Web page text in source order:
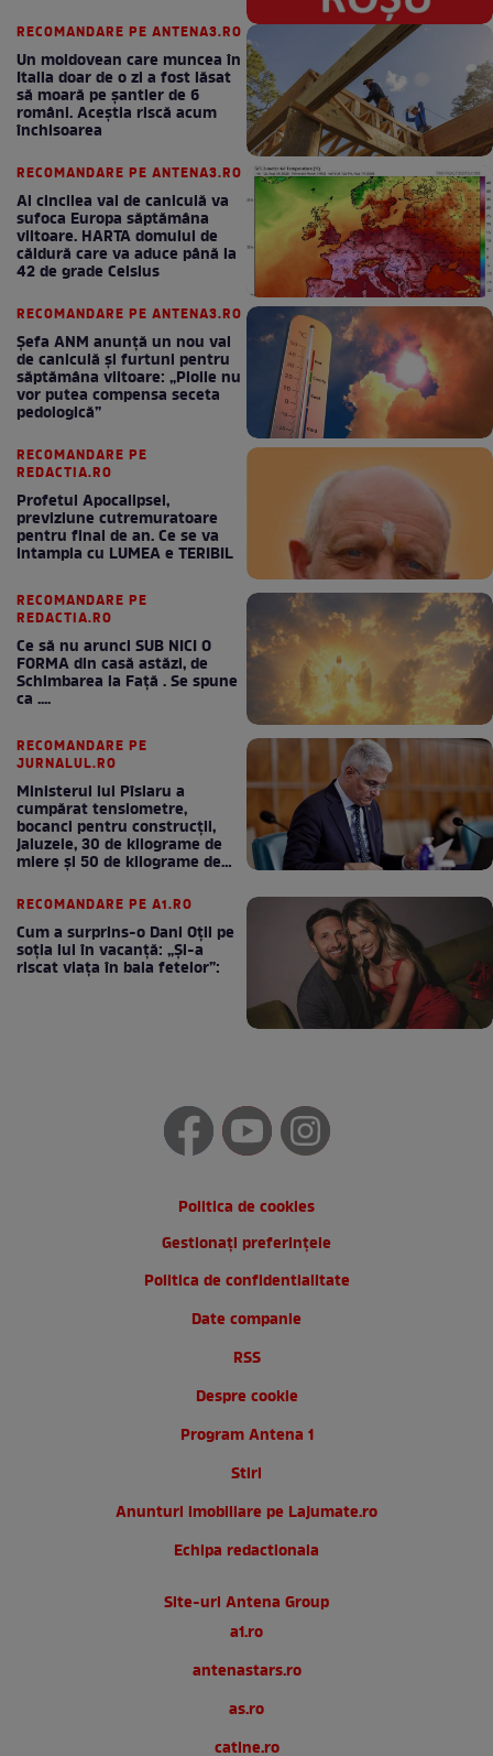
RECOMANDARE PE ANTENA3.RO
Un moldovean care muncea în
Italia doar de o zi a fost lăsat
să moară pe şantier de 6
români. Aceștia riscă acum
închisoarea
RECOMANDARE PE ANTENA3.RO
Al cincilea val de caniculă va
sufoca Europa săptămâna
viitoare. HARTA domului de
căldură care va aduce până la
42 de grade Celsius
RECOMANDARE PE ANTENA3.RO
Șefa ANM anunță un nou val
de caniculă și furtuni pentru
săptămâna viitoare: „Ploile nu
vor putea compensa seceta
pedologică”
RECOMANDARE PE
REDACTIA.RO
Profetul Apocalipsei,
previziune cutremuratoare
pentru final de an. Ce se va
intampla cu LUMEA e TERIBIL
RECOMANDARE PE
REDACTIA.RO
Ce să nu arunci SUB NICI O
FORMA din casă astăzi, de
Schimbarea la Față . Se spune
ca ....
RECOMANDARE PE
JURNALUL.RO
Ministerul lui Pîslaru a
cumpărat tensiometre,
bocanci pentru construcții,
jaluzele, 30 de kilograme de
miere și 50 de kilograme de
RECOMANDARE PE A1.RO
Cum a surprins-o Dani Oțil pe
soția lui în vacanță: „Și-a
riscat viața în baia fetelor”:
Politica de cookies
Gestionați preferințele
Politica de confidentialitate
Date companie
RSS
Despre cookie
Program Antena 1
Stiri
Anunturi imobiliare pe Lajumate.ro
Echipa redactionala
Site-uri Antena Group
a1.ro
antenastars.ro
as.ro
catine.ro